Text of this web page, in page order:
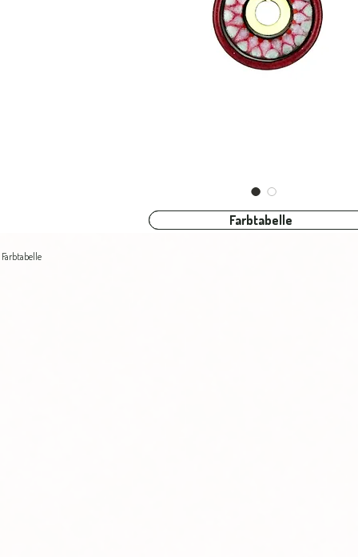
Farbtabelle
Farbtabelle
Farbtabelle